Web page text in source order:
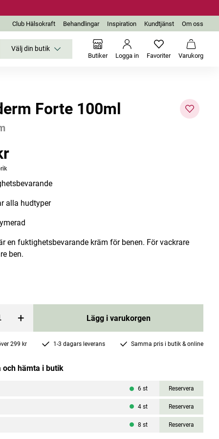
Club Hälsokraft Behandlingar Inspiration Kundtjänst Om oss
Välj din butik
Butiker Logga in FavoriterInga favoriter
Varukorg
Duschtvål Apelsinblomma 300ml
Pris: 201 kr
201 kr
Forte 100ml
alla hudtyper
en fuktighetsbevarande kräm för benen. För vackrare
ben.
+ Lägg i varukorgen
299 kr 1-3 dagars leverans Samma pris i butik & online
och hämta i butik
6 st Reservera
4 st Reservera
8 st Reservera